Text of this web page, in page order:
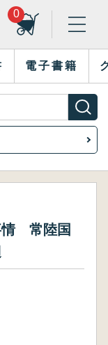
0
電子書籍
情 常陸国